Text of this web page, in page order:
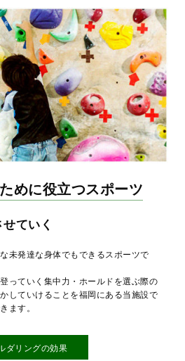
めに役立つスポーツ
ていく
未発達な身体でもできるスポーツで
っていく集中力・ホールドを選ぶ際の
していけることを福岡にある当施設で
ます。
ダリングの効果